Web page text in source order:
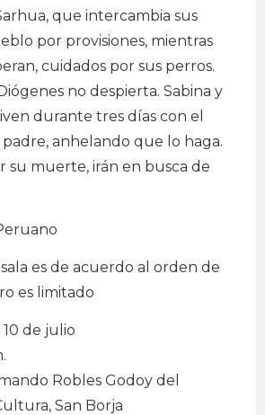
que intercambia sus
por provisiones, mientras
cuidados por sus perros.
no despierta. Sabina y
durante tres días con el
anhelando que lo haga.
su muerte, irán en busca de
es de acuerdo al orden de
es limitado
10 de julio
Robles Godoy del
San Borja